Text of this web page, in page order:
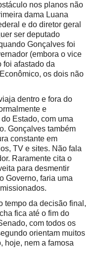
nos planos não
dama Luana
e do diretor geral
ser deputado
Gonçalves foi
(embora o vice
foi afastado da
os dois não
dentro e fora do
e
Estado, com uma
Gonçalves também
constante em
TV e sites. Não fala
Raramente cita o
para desmentir
Governo, faria uma
da decisão final,
fica até o fim do
com todos os
orientam muitos
hoje, nem a famosa